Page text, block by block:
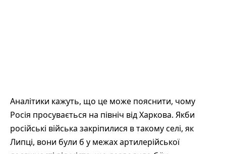
Аналітики кажуть, що це може пояснити, чому
Росія просувається на північ від Харкова. Якби
російські війська закріпилися в такому селі, як
Липці, вони були б у межах артилерійської